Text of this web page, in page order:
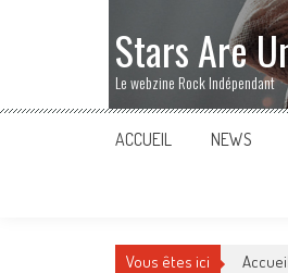
Stars Are
Le webzine Rock Indépendant
ACCUEIL NEWS
Vous êtes ici Accueil